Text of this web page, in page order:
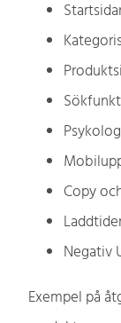
Copy
Negativ
Exempel på